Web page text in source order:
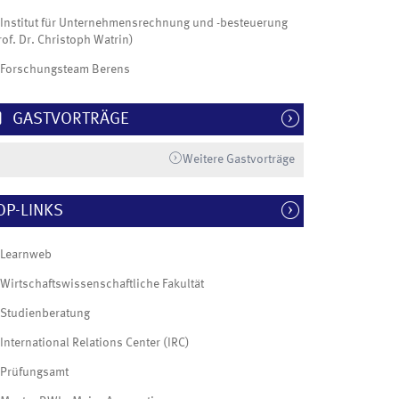
Institut für Unternehmensrechnung und -besteuerung
Dr. Christoph Watrin)
Forschungsteam Berens
GASTVORTRÄGE
Weitere Gastvorträge
LINKS
Learnweb
Wirtschaftswissenschaftliche Fakultät
Studienberatung
International Relations Center (IRC)
Prüfungsamt